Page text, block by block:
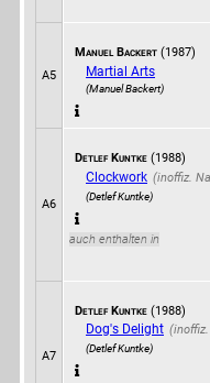
A5
Manuel Backert (1987)
Martial Arts
(Manuel Backert)
A6
Detlef Kuntke (1988)
Clockwork
(Detlef Kuntke)
auch enthalten in
A7
Detlef Kuntke (1988)
Dog's Delight
(Detlef Kuntke)